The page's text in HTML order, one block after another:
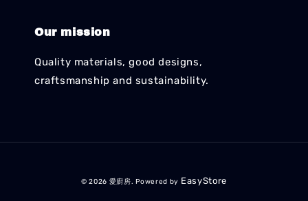
Our mission
Quality materials, good designs,
craftsmanship and sustainability.
© 2026 愛廚房. Powered by EasyStore